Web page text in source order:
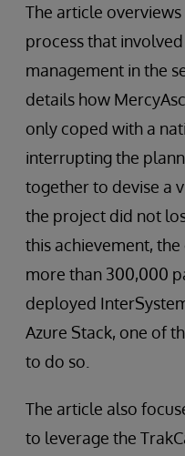
The article
process that
management in the
details how
only coped with a
interrupting the
together to devise a
the project did not
this achievement,
more than 300,000
deployed
Azure Stack, one of
to do so.
The article also
to leverage the